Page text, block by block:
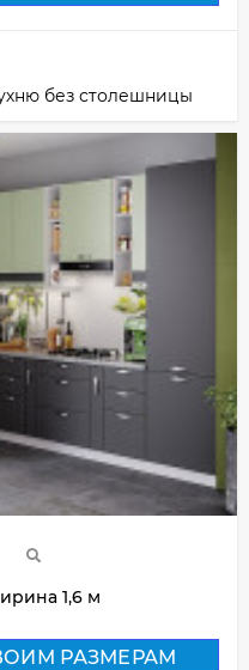
без столешницы
1,6 м
РАЗМЕРАМ